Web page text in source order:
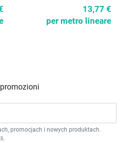
13,77 €
per metro lineare
promocjach i nowych produktach.